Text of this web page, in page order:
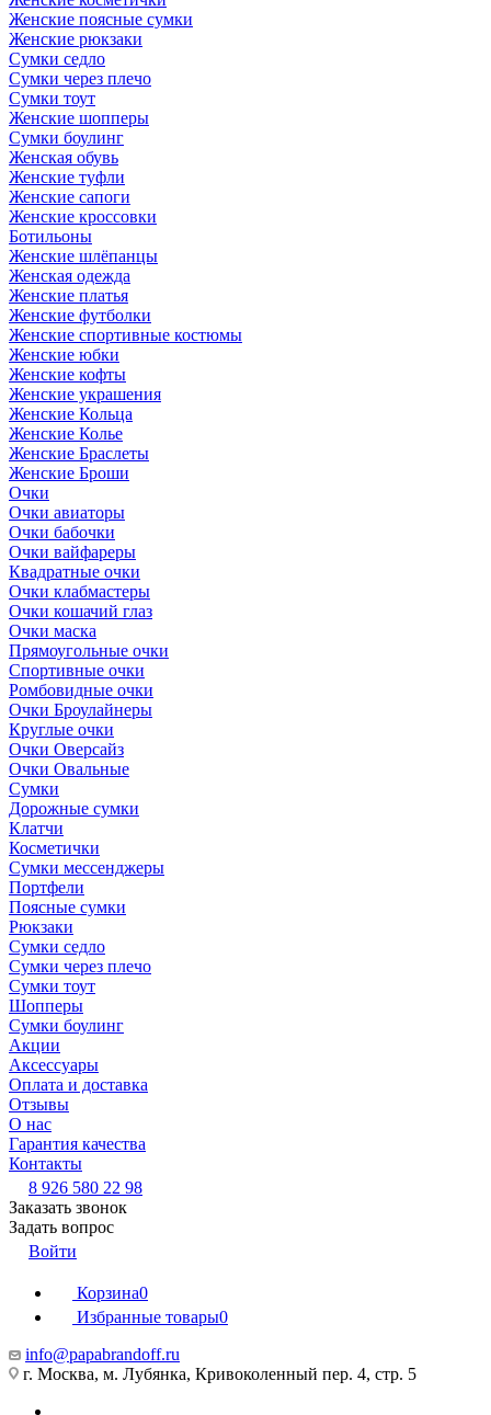
Женские поясные сумки
Женские рюкзаки
Сумки седло
Сумки через плечо
Сумки тоут
Женские шопперы
Сумки боулинг
Женская обувь
Женские туфли
Женские сапоги
Женские кроссовки
Ботильоны
Женские шлёпанцы
Женская одежда
Женские платья
Женские футболки
Женские спортивные костюмы
Женские юбки
Женские кофты
Женские украшения
Женские Кольца
Женские Колье
Женские Браслеты
Женские Броши
Очки
Очки авиаторы
Очки бабочки
Очки вайфареры
Квадратные очки
Очки клабмастеры
Очки кошачий глаз
Очки маска
Прямоугольные очки
Спортивные очки
Ромбовидные очки
Очки Броулайнеры
Круглые очки
Очки Оверсайз
Очки Овальные
Сумки
Дорожные сумки
Клатчи
Косметички
Сумки мессенджеры
Портфели
Поясные сумки
Рюкзаки
Сумки седло
Сумки через плечо
Сумки тоут
Шопперы
Сумки боулинг
Акции
Аксессуары
Оплата и доставка
Отзывы
О нас
Гарантия качества
Контакты
8 926 580 22 98
Заказать звонок
Задать вопрос
Войти
Корзина0
Избранные товары0
info@papabrandoff.ru
г. Москва, м. Лубянка, Кривоколенный пер. 4, стр. 5